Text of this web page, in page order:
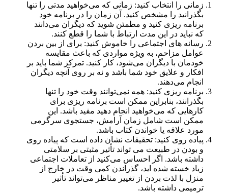
زمانی را انتخاب کنید: زمانی که می‌خواهید مدتی را تنها
بگذرانید را مشخص کنید. آن زمان را در برنامه خود
برنامه ریزی کنید و مطمئن شوید که دیگران می‌دانند
که نباید در این مدت ارتباط با شما را قطع کنند.
رسانه های اجتماعی را خاموش کنید: برای از بین بردن
عوامل مزاحم، به ویژه مواردی که باعث مقایسه
خودمان با دیگران می‌شود، کار کنید. تمرکز شما باید بر
افکار و علایق خود شما باشد و نه بر روی آنچه دیگران
انجام می‌دهند.
برنامه ریزی کنید: همه نمی‌توانند وقت خود را تنها
بگذرانند، بنابراین ممکن است برنامه ریزی برای
کارهایی که می‌خواهید انجام دهید مفید باشد. این
ممکن است شامل زمان آرامش، جستجوی سرگرمی
مورد علاقه یا خواندن کتاب باشد.
پیاده روی کنید: تحقیقات نشان داده است که پیاده روی
و بودن در طبیعت می تواند تأثیر مثبتی بر سلامتی
داشته باشد. اگر احساس می‌کنید از تعاملات اجتماعی
زیاد خسته شده اید، گذراندن کمی وقت در خارج از
منزل با لذت بردن از تغییر مناظر می‌تواند تأثیر
ترمیمی داشته باشد.